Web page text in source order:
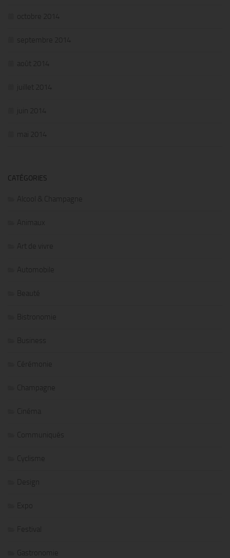
octobre 2014
septembre 2014
août 2014
juillet 2014
juin 2014
mai 2014
CATÉGORIES
Alcool & Champagne
Animaux
Art de vivre
Automobile
Beauté
Bistronomie
Business
Cérémonie
Champagne
Cinéma
Communiqués
Cyclisme
Design
Expo
Festival
Gastronomie